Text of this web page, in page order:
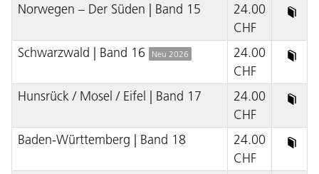
Norwegen – Der Süden | Band 15
24.00
CHF
Schwarzwald | Band 16
Neu 2026
24.00
CHF
Hunsrück / Mosel / Eifel | Band 17
24.00
CHF
Baden-Württemberg | Band 18
24.00
CHF